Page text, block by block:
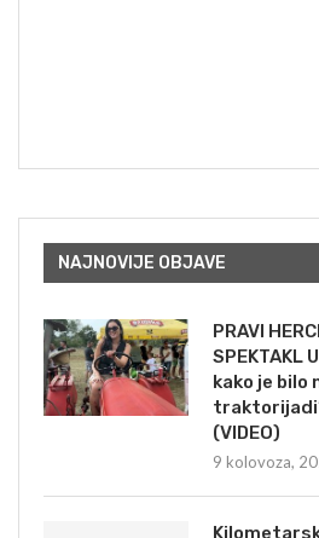
NAJNOVIJE OBJAVE
PRAVI
SPEKTAKL
kako je bilo
(VIDEO)
9 kolovoza,